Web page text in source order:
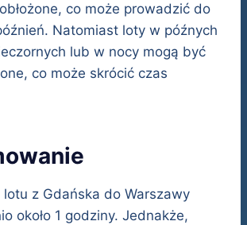
co może prowadzić do
Natomiast loty w późnych
lub w nocy mogą być
co może skrócić czas
z Gdańska do Warszawy
około 1 godziny. Jednakże,